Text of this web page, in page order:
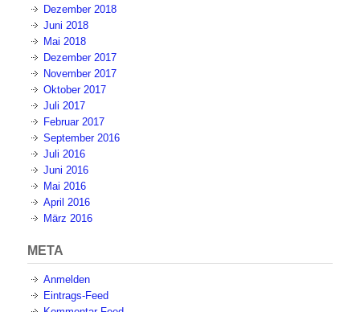
Juli 2019
Juni 2019
Dezember 2018
Juni 2018
Mai 2018
Dezember 2017
November 2017
Oktober 2017
Juli 2017
Februar 2017
September 2016
Juli 2016
Juni 2016
Mai 2016
März 2016
META